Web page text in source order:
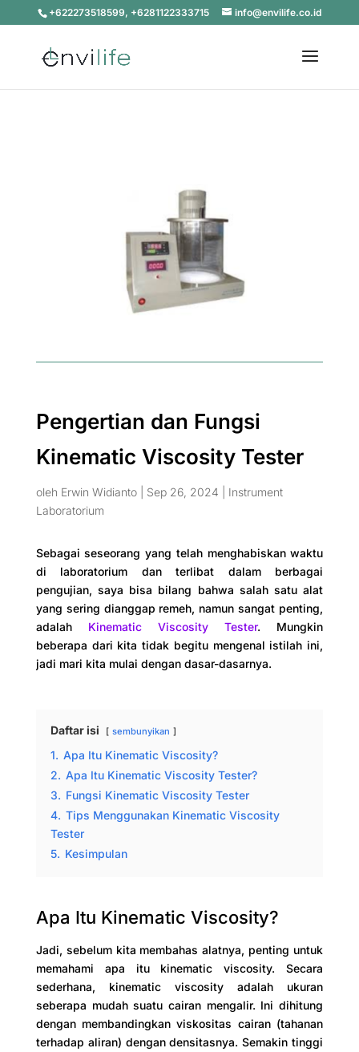
+622273518599, +6281122333715 info@envilife.co.id
Pengertian dan Fungsi
Kinematic Viscosity Tester
oleh Erwin Widianto| Sep 26, 2024
Instrument
Laboratorium
Sebagai seseorang yang telah menghabiskan waktu
di laboratorium dan terlibat dalam berbagai
pengujian, saya bisa bilang bahwa salah satu alat
yang sering dianggap remeh, namun sangat penting,
adalah Kinematic Viscosity Tester. Mungkin
beberapa dari kita tidak begitu mengenal istilah ini,
jadi mari kita mulai dengan dasar-dasarnya.
Daftar isi sembunyikan
1. Apa Itu Kinematic Viscosity?
2. Apa Itu Kinematic Viscosity Tester?
3. Fungsi Kinematic Viscosity Tester
4. Tips Menggunakan Kinematic Viscosity
Tester
5. Kesimpulan
Apa Itu Kinematic Viscosity?
Jadi, sebelum kita membahas alatnya, penting untuk
memahami apa itu kinematic viscosity. Secara
sederhana, kinematic viscosity adalah ukuran
seberapa mudah suatu cairan mengalir. Ini dihitung
dengan membandingkan viskositas cairan (tahanan
terhadap aliran) dengan densitasnya. Semakin tinggi